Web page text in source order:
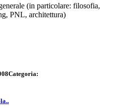
(in particolare: filosofia,
PNL, architettura)
Categoria: